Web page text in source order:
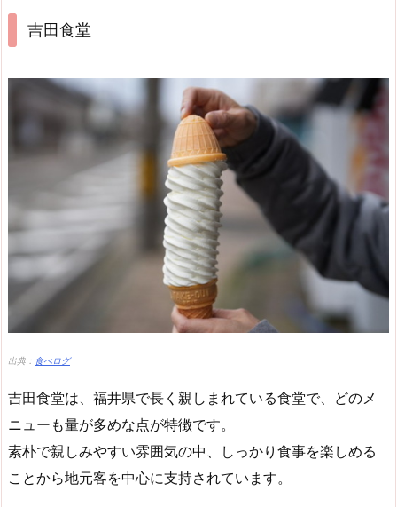
吉田食堂
出典： 食べログ
吉田食堂は、福井県で長く親しまれている食堂で、どのメ
ニューも量が多めな点が特徴です。
素朴で親しみやすい雰囲気の中、しっかり食事を楽しめる
ことから地元客を中心に支持されています。